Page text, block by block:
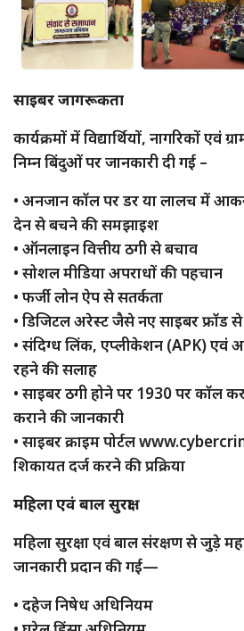
साइबर जागरूकता
कार्यक्रमों में विद्यार्थियों, नागरिकों एवं
निम्न बिंदुओं पर जानकारी दी गई –
• अनजान कॉल पर डर या लालच में
देन से बचने की समझाइश
• ऑनलाइन वित्तीय ठगी से बचाव
• सोशल मीडिया अपराधों की पहचान
• फर्जी लोन ऐप से सतर्कता
• डिजिटल अरेस्ट जैसे नए साइबर फ्रॉड
• संदिग्ध लिंक, एप्लीकेशन (APK) एवं
रहने की सलाह
• साइबर ठगी होने पर 1930 पर कॉल कर
कराने की जानकारी
• साइबर क्राइम पोर्टल
शिकायत दर्ज करने की प्रक्रिया
महिला एवं बाल सुरक्षा
महिला सुरक्षा एवं बाल संरक्षण से जुड़े
जानकारी प्रदान की गई—
• दहेज निषेध अधिनियम